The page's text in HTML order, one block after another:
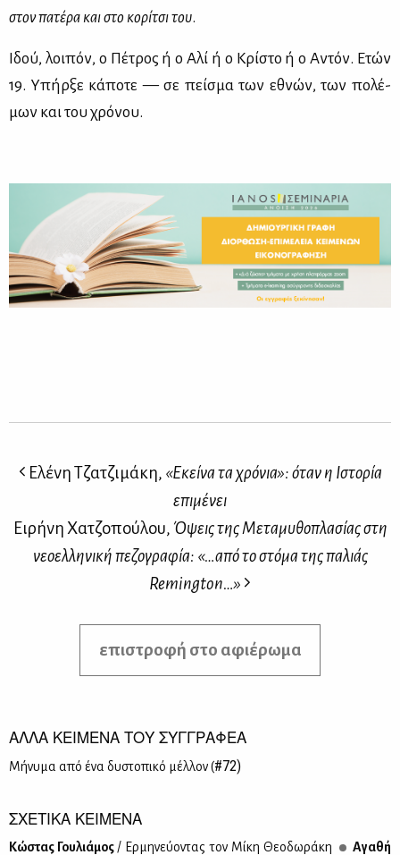
στον πα­τέ­ρα και στο κο­ρί­τσι του.
Ιδού, λοι­πόν, ο Πέ­τρος ή ο Αλί ή ο Κρί­στο ή ο Αντόν. Ετών
19. Υπήρ­ξε κά­πο­τε — σε πεί­σμα των εθνών, των πο­λέ­
μων και του χρό­νου.
Ελένη Τζατζιμάκη, «Εκείνα τα χρόνια»: όταν η Ιστορία
επιμένει
Ειρήνη Χατζοπούλου, Όψεις της Μεταμυθοπλασίας στη
νεοελληνική πεζογραφία: «…από το στόμα της παλιάς
Remington…»
επιστροφή στο αφιέρωμα
ΑΛΛΑ ΚΕΙΜΕΝΑ ΤΟΥ ΣΥΓΓΡΑΦΕΑ
Μή­νυ­μα από ένα δυ­στο­πι­κό μέλ­λον (#72)
ΣΧΕΤΙΚΑ ΚΕΙΜΕΝΑ
Κώ­στας Γου­λιά­μος / Ερ­μη­νεύ­ο­ντας τον Μί­κη Θε­ο­δω­ρά­κη
Αγα­θή